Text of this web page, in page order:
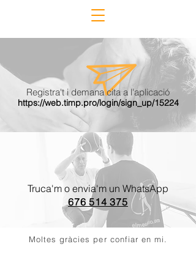
Registra't i demana cita a l'aplicació
https://web.timp.pro/login/sign_up/15224
Truca'm o envia'm un WhatsApp
676 514 375
Moltes gràcies per confiar en mi.